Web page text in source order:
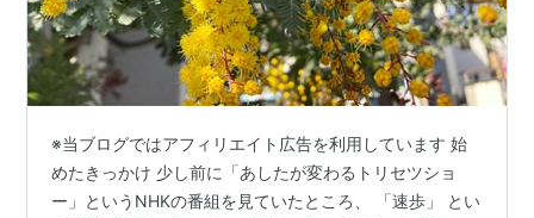
※当ブログではアフィリエイト広告を利用しています 始
めたきっかけ 少し前に「あしたが変わるトリセツショ
ー」というNHKの番組を見ていたところ、 「速歩」 とい